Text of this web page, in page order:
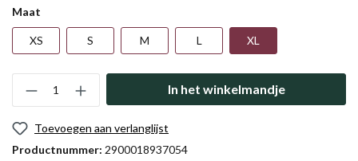
Maat
XS S M L XL
In het winkelmandje
Toevoegen aan verlanglijst
Productnummer: 2900018937054